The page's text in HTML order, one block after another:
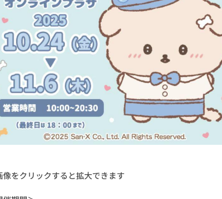
をクリックすると拡大できます